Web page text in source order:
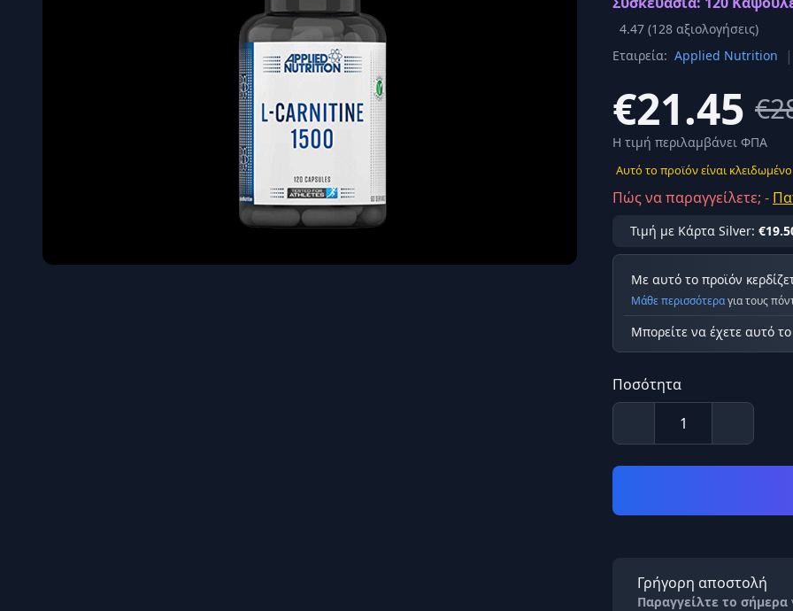
Όγκου
Διεγερτικά
Τεστοστερόνης
Προβολή όλων των αποτελεσμάτων
4.47 (128 αξιολογήσεις)
Εταιρεία: Applied Nutrition |
€21.45
Η τιμή περιλαμβάνει ΦΠΑ
Αυτό το προϊόν είναι
Πώς να παραγγείλετε; -
Τιμή με Κάρτα Silver:
Με αυτό το προϊόν
Μάθε περισσότεραγια τους
Μπορείτε να έχετε αυτό
Ποσότητα
Γρήγορη αποστολή
Παραγγείλτε το σήμερα
Σύνδεση
Εγγραφείτε εδώ
Επιστροφή